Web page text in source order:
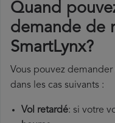
Quand
demande de
SmartLynx?
Vous pouvez demander
dans les cas suivants :
Vol retardé: si votre